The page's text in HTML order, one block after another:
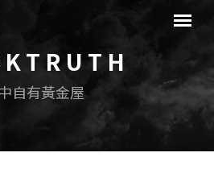
T R U T H
自有黃金屋